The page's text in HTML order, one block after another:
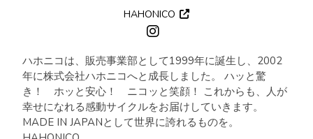
HAHONICO
ハホニコは、販売事業部として1999年に誕生し、2002
年に株式会社ハホニコへと成長しました。 ハッと驚
き！ ホッと安心！ ニコッと笑顔！ これからも、人が
幸せになれる感動サイクルをお届けしていきます。
MADE IN JAPANとして世界に誇れるものを。